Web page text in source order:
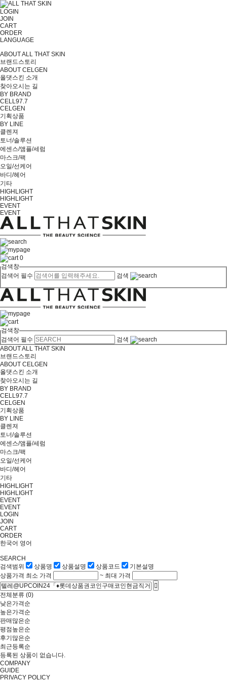
LOGIN
JOIN
CART
ORDER
LANGUAGE
ABOUT ALL THAT SKIN
브랜드스토리
ABOUT CELGEN
올댓스킨 소개
찾아오시는 길
BY BRAND
CELL97.7
CELGEN
기획상품
BY LINE
클렌져
토너/솔루션
에센스/앰플/세럼
마스크/팩
오일/선케어
바디/헤어
기타
HIGHLIGHT
HIGHLIGHT
EVENT
EVENT
0
검색창
검색어 필수
검색
검색창
검색어 필수
검색
ABOUT ALL THAT SKIN
브랜드스토리
ABOUT CELGEN
올댓스킨 소개
찾아오시는 길
BY BRAND
CELL97.7
CELGEN
기획상품
BY LINE
클렌져
토너/솔루션
에센스/앰플/세럼
마스크/팩
오일/선케어
바디/헤어
기타
HIGHLIGHT
HIGHLIGHT
EVENT
EVENT
LOGIN
JOIN
CART
ORDER
한국어 영어
SEARCH
검색범위
상품명 상품설명 상품코드
기본설명
상품가격 최소 가격 ~ 최대 가격
전체분류 (0)
낮은가격순
높은가격순
판매많은순
평점높은순
후기많은순
최근등록순
등록된 상품이 없습니다.
COMPANY
GUIDE
PRIVACY POLICY